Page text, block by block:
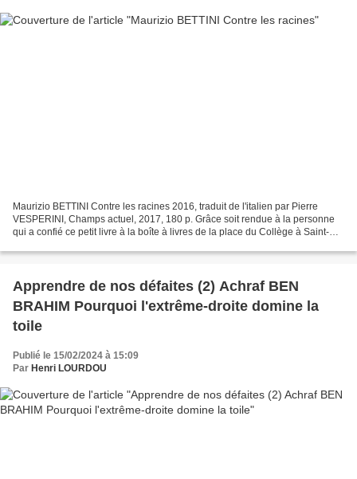
Maurizio BETTINI Contre les racines 2016, traduit de l'italien par Pierre
VESPERINI, Champs actuel, 2017, 180 p. Grâce soit rendue à la personne
qui a confié ce petit livre à la boîte à livres de la place du Collège à Saint-
Apprendre de nos défaites (2) Achraf BEN
BRAHIM Pourquoi l'extrême-droite domine la
toile
Publié le 15/02/2024 à 15:09
Par Henri LOURDOU